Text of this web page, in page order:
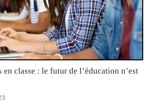
en classe : le futur de l’éducation n’est